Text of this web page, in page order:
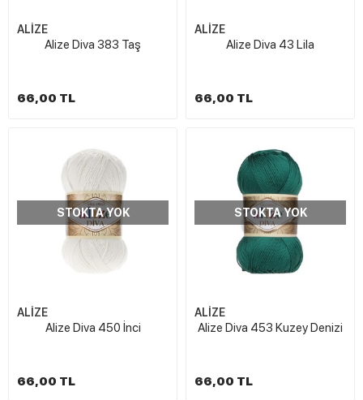
ALİZE
Alize Diva 383 Taş
66,00 TL
ALİZE
Alize Diva 43 Lila
66,00 TL
STOKTA YOK
ALİZE
Alize Diva 450 İnci
66,00 TL
STOKTA YOK
ALİZE
Alize Diva 453 Kuzey Denizi
66,00 TL